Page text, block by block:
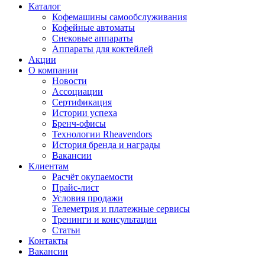
Каталог
Кофемашины самообслуживания
Кофейные автоматы
Снековые аппараты
Аппараты для коктейлей
Акции
О компании
Новости
Ассоциации
Сертификация
Истории успеха
Бренч-офисы
Технологии Rheavendors
История бренда и награды
Вакансии
Клиентам
Расчёт окупаемости
Прайс-лист
Условия продажи
Телеметрия и платежные сервисы
Тренинги и консультации
Статьи
Контакты
Вакансии